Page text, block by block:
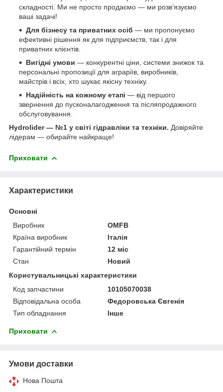
складності. Ми не просто продаємо — ми розв’язуємо
ваші задачі!
Для бізнесу та приватних осіб — ми пропонуємо
ефективні рішення як для підприємств, так і для
приватних клієнтів.
Вигідні умови — конкурентні ціни, системи знижок та
персональні пропозиції для аграріїв, виробників,
майстрів і всіх, хто шукає якісну техніку.
Надійність на кожному етапі — від першого
звернення до пусконалагодження та післяпродажного
обслуговування.
Hydrolider — №1 у світі гідравліки та техніки. Довіряйте
лідерам — обирайте найкраще!
Приховати
Характеристики
Основні
Виробник
OMFB
Країна виробник
Італія
Гарантійний термін
12 міс
Стан
Новий
Користувальницькі характеристики
Код запчастини
10105070038
Відповідальна особа
Федоровська Євгенія
Тип обладнання
Інше
Приховати
Умови доставки
Нова Пошта